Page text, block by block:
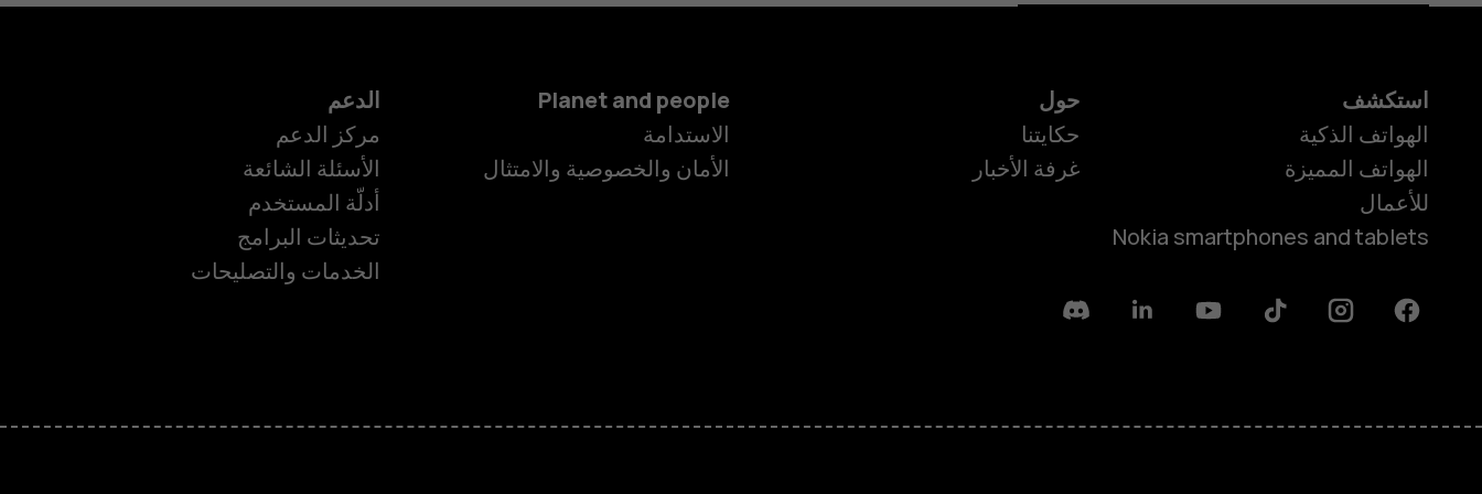
HMD Terra M
استكشف
الهواتف الذكية
الهواتف المميزة
للأعمال
Nokia smartphones and tablets
حول
حكايتنا
غرفة الأخبار
Planet and people
الاستدامة
الأمان والخصوصية والامتثال
الدعم
مركز الدعم
الأسئلة الشائعة
أدلّة المستخدم
تحديثات البرامج
الخدمات والتصليحات
Facebook
Instagram
Tiktok
Youtube
Linkedin
Discord